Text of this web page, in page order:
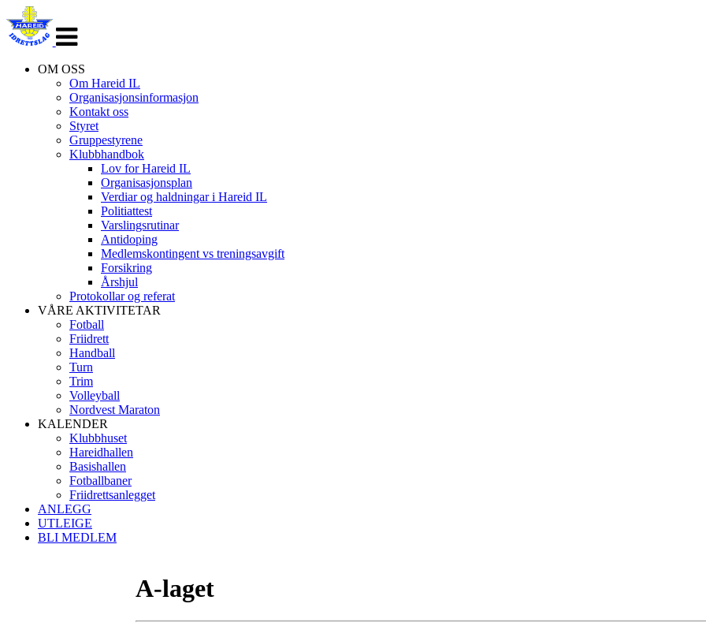
navigasjon
OM OSS
Om Hareid IL
Organisasjonsinformasjon
Kontakt oss
Styret
Gruppestyrene
Klubbhandbok
Lov for Hareid IL
Organisasjonsplan
Verdiar og haldningar i Hareid IL
Politiattest
Varslingsrutinar
Antidoping
Medlemskontingent vs treningsavgift
Forsikring
Årshjul
Protokollar og referat
VÅRE AKTIVITETAR
Fotball
Friidrett
Handball
Turn
Trim
Volleyball
Nordvest Maraton
KALENDER
Klubbhuset
Hareidhallen
Basishallen
Fotballbaner
Friidrettsanlegget
ANLEGG
UTLEIGE
BLI MEDLEM
A-laget